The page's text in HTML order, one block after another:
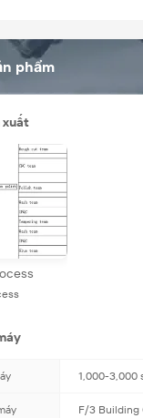
phẩm
xuất
1,000-3,000
F/3 Building